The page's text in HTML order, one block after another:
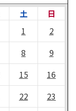
土
日
1
2
8
9
15
16
22
23